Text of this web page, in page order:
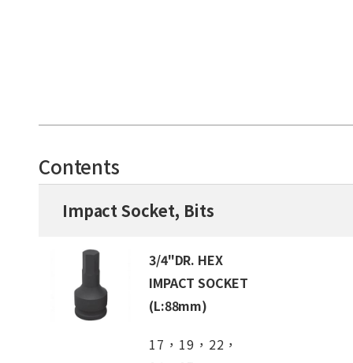
Contents
Impact Socket, Bits
3/4"DR. HEX
IMPACT SOCKET
(L:88mm)
17，19，22，